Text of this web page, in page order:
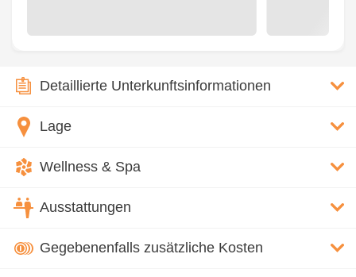
Detaillierte Unterkunftsinformationen
Lage
Wellness & Spa
Ausstattungen
Gegebenenfalls zusätzliche Kosten